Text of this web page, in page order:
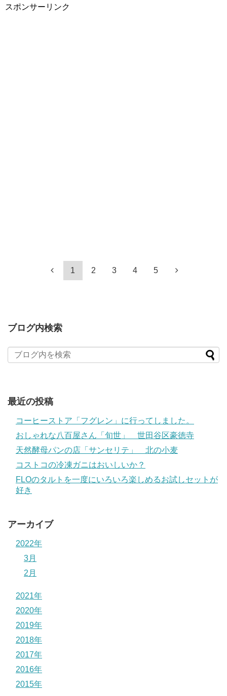
スポンサーリンク
1 2 3 4 5
ブログ内検索
最近の投稿
コーヒーストア「フグレン」に行ってしました。
おしゃれな八百屋さん「旬世」 世田谷区豪徳寺
天然酵母パンの店「サンセリテ」 北の小麦
コストコの冷凍ガニはおいしいか？
FLOのタルトを一度にいろいろ楽しめるお試しセットが
好き
アーカイブ
2022年
3月
2月
2021年
2020年
2019年
2018年
2017年
2016年
2015年